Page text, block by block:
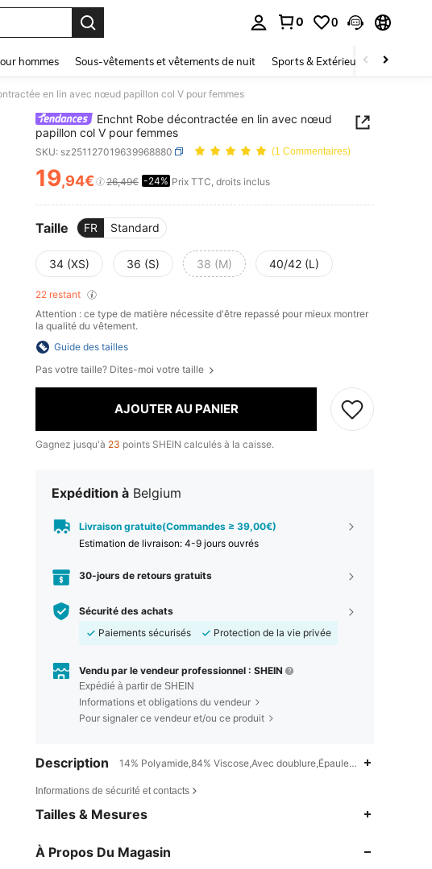
0 0
hommes Sous-vêtements et vêtements de nuit Sports & Extérieur Enfants
en lin avec nœud papillon col V pour femmes
Enchnt Robe décontractée en lin avec nœud
papillon col V pour femmes
SKU: sz251127019639968880 (1 Commentaires)
PRICE AND AVAILABILITY
19,94€ 26,49€ -24% Prix TTC, droits inclus
Taille FR Standard
34 (XS) 36 (S) 38 (M) 40/42 (L)
22 restant
Attention : ce type de matière nécessite d'être repassé pour mieux montrer
la qualité du vêtement.
Guide des tailles
Pas votre taille? Dites-moi votre taille
AJOUTER AU PANIER
Gagnez jusqu'à 23 points SHEIN calculés à la caisse.
Expédition à Belgium
Livraison gratuite(Commandes ≥ 39,00€)
Estimation de livraison: 4-9 jours ouvrés
30-jours de retours gratuits
Sécurité des achats
Paiements sécurisés
Protection de la vie privée
Vendu par le vendeur professionnel : SHEIN
Expédié à partir de SHEIN
Informations et obligations du vendeur
Pour signaler ce vendeur et/ou ce produit
Description 14% Polyamide,84% Viscose,Avec doublure,Épaules ajourées
Informations de sécurité et contacts
Tailles & Mesures
À Propos Du Magasin
4,75
4,75 3.1K